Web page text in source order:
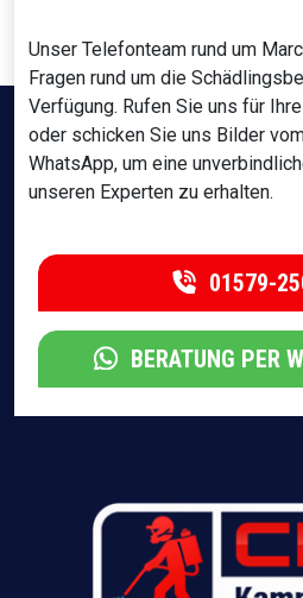
Unser Telefonteam rund um
Fragen rund um die
Verfügung. Rufen Sie uns für
oder schicken Sie uns Bilder
WhatsApp, um eine
unseren Experten zu erhalten.
01579-
BERATUNG PER